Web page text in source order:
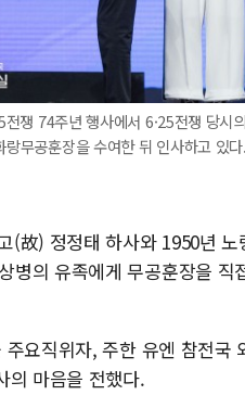
쟁 74주년 행사에서 6·25전쟁 당시
무공훈장을 수여한 뒤 인사하고 있
故) 정정태 하사와 1950년 노
병의 유족에게 무공훈장을 직
요직위자, 주한 유엔 참전국
의 마음을 전했다.